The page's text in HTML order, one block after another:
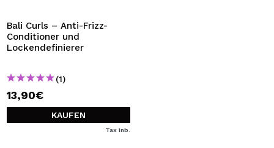
Bali Curls – Anti-Frizz-
Conditioner und
Lockendefinierer
(1)
13,90€
KAUFEN
Tax Inb.